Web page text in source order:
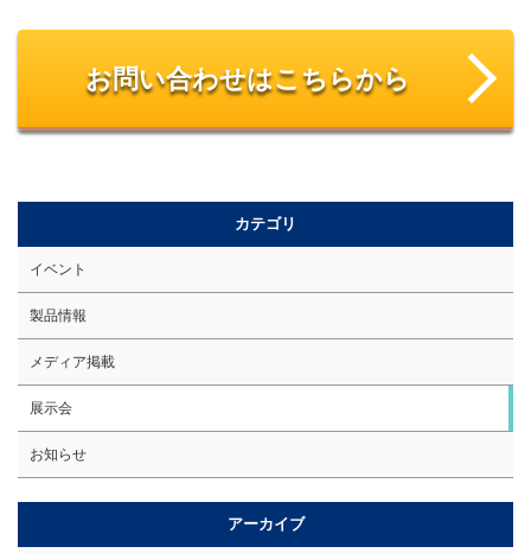
お問い合わせはこちらから
カテゴリ
イベント
製品情報
メディア掲載
展示会
お知らせ
アーカイブ